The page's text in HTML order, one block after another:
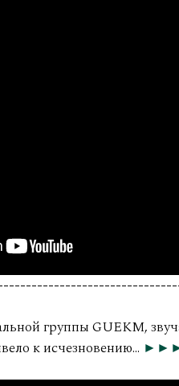
группы GUEKM,
к исчезновению...